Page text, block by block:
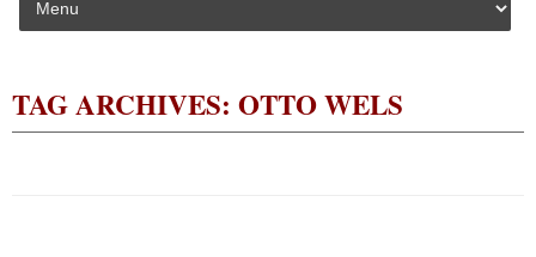
TAG ARCHIVES: OTTO WELS